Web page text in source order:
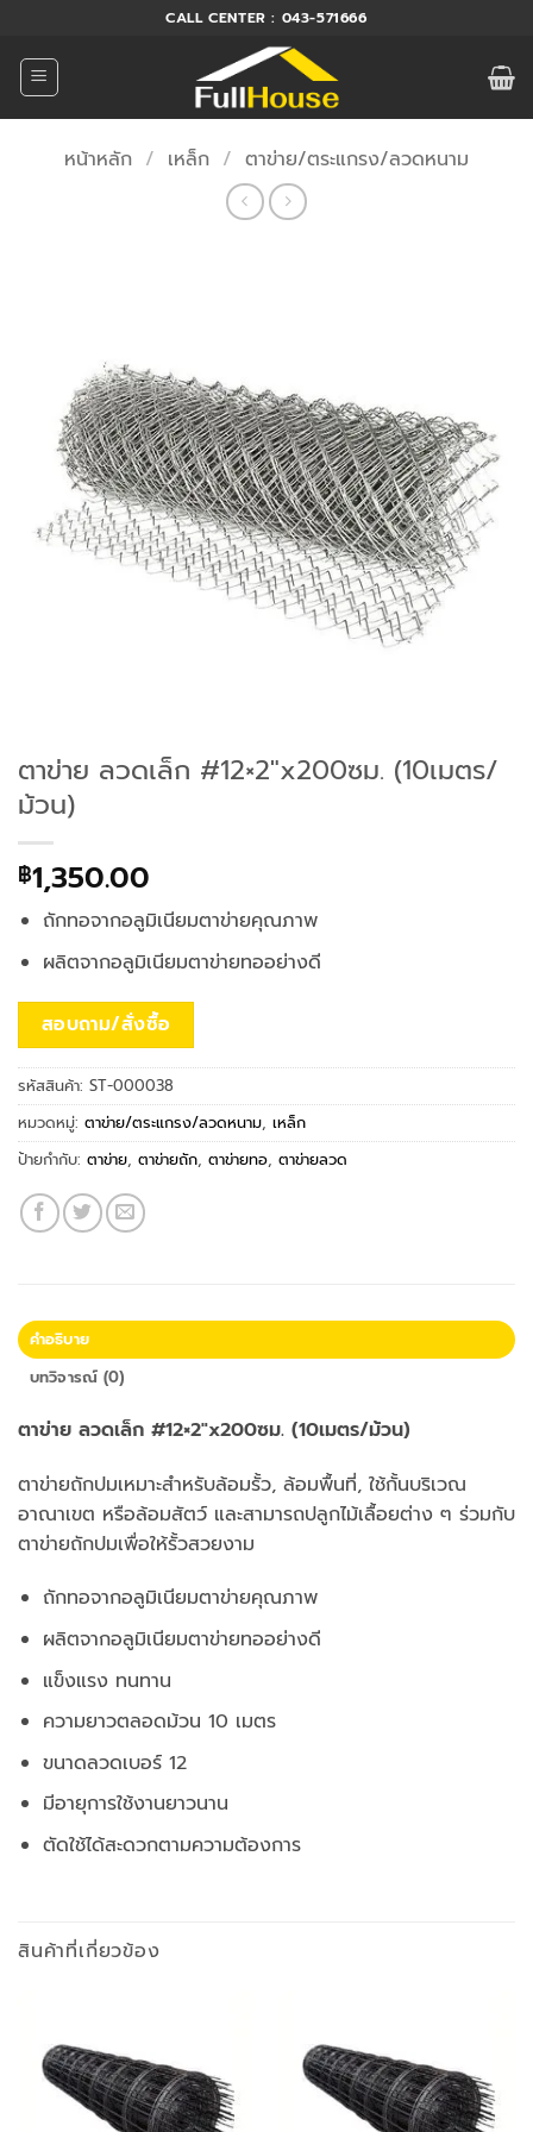
ยัง
เนื้อหา
CALL CENTER : 043-571666
หน้าหลัก / เหล็ก / ตาข่าย/ตระแกรง/ลวดหนาม
ตาข่าย ลวดเล็ก #12×2″x200ซม. (10เมตร/
ม้วน)
฿1,350.00
ถักทอจากอลูมิเนียมตาข่ายคุณภาพ
ผลิตจากอลูมิเนียมตาข่ายทออย่างดี
สอบถาม/สั่งซื้อ
รหัสสินค้า: ST-000038
หมวดหมู่: ตาข่าย/ตระแกรง/ลวดหนาม, เหล็ก
ป้ายกำกับ: ตาข่าย, ตาข่ายถัก, ตาข่ายทอ, ตาข่ายลวด
คำอธิบาย
บทวิจารณ์ (0)
ตาข่าย ลวดเล็ก #12×2″x200ซม. (10เมตร/ม้วน)
ตาข่ายถักปมเหมาะสำหรับล้อมรั้ว, ล้อมพื้นที่, ใช้กั้นบริเวณ
อาณาเขต หรือล้อมสัตว์ และสามารถปลูกไม้เลื้อยต่าง ๆ ร่วมกับ
ตาข่ายถักปมเพื่อให้รั้วสวยงาม
ถักทอจากอลูมิเนียมตาข่ายคุณภาพ
ผลิตจากอลูมิเนียมตาข่ายทออย่างดี
แข็งแรง ทนทาน
ความยาวตลอดม้วน 10 เมตร
ขนาดลวดเบอร์ 12
มีอายุการใช้งานยาวนาน
ตัดใช้ได้สะดวกตามความต้องการ
สินค้าที่เกี่ยวข้อง